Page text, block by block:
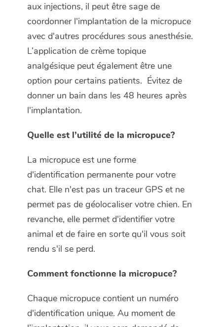
aux injections, il peut être sage de
coordonner l'implantation de la micropuce
avec d'autres procédures sous anesthésie.
L’application de crème topique
analgésique peut également être une
option pour certains patients. Évitez de
donner un bain dans les 48 heures après
l'implantation.
Quelle est l’utilité de la micropuce?
La micropuce est une forme
d'identification permanente pour votre
chat. Elle n'est pas un traceur GPS et ne
permet pas de géolocaliser votre chien. En
revanche, elle permet d'identifier votre
animal et de faire en sorte qu'il vous soit
rendu s'il se perd.
Comment fonctionne la micropuce?
Chaque micropuce contient un numéro
d'identification unique. Au moment de